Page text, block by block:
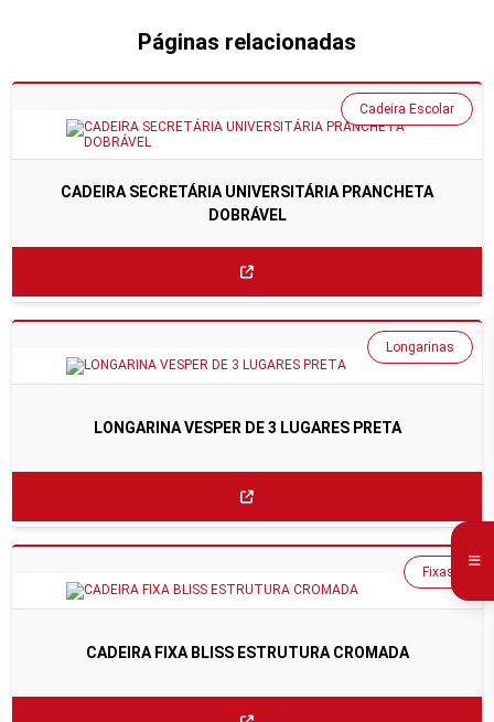
Páginas relacionadas
CADEIRA SECRETÁRIA UNIVERSITÁRIA PRANCHETA
DOBRÁVEL
Cadeira Escolar
LONGARINA VESPER DE 3 LUGARES PRETA
Longarinas
CADEIRA FIXA BLISS ESTRUTURA CROMADA
Fixas